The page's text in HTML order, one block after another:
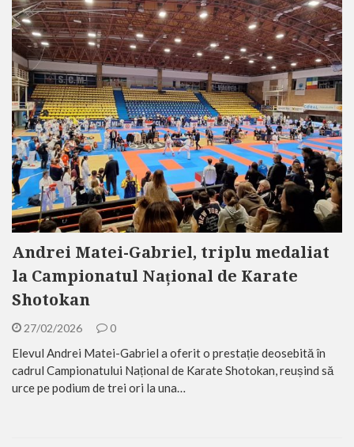
Andrei Matei-Gabriel, triplu medaliat
la Campionatul Național de Karate
Shotokan
27/02/2026 0
Elevul Andrei Matei-Gabriel a oferit o prestație deosebită în
cadrul Campionatului Național de Karate Shotokan, reușind să
urce pe podium de trei ori la una…